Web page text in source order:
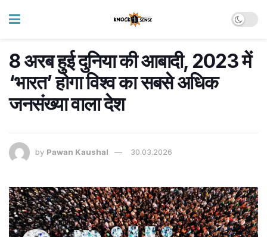
8 अरब हुई दुनिया की आबादी, 2023 में
‘भारत’ होगा विश्व का सबसे अधिक
जनसंख्या वाला देश
by Pawan Kaushal 30.03.2026